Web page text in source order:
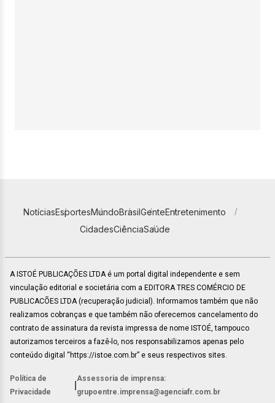
NotíciasEsportesMundoBrasilGenteEntretenimento
CidadesCiênciaSaúde
A ISTOÉ PUBLICAÇÕES LTDA é um portal digital independente e sem
vinculação editorial e societária com a EDITORA TRES COMÉRCIO DE
PUBLICACÕES LTDA (recuperação judicial). Informamos também que não
realizamos cobranças e que também não oferecemos cancelamento do
contrato de assinatura da revista impressa de nome ISTOÉ, tampouco
autorizamos terceiros a fazê-lo, nos responsabilizamos apenas pelo
conteúdo digital “https://istoe.com.br” e seus respectivos sites.
Política de
Privacidade
Assessoria de imprensa:
grupoentre.imprensa@agenciafr.com.br